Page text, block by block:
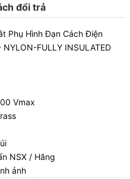
đổi trả
Phụ Hình Đạn Cách Điện
FULLY INSULATED
Vmax
NSX / Hãng
ảnh